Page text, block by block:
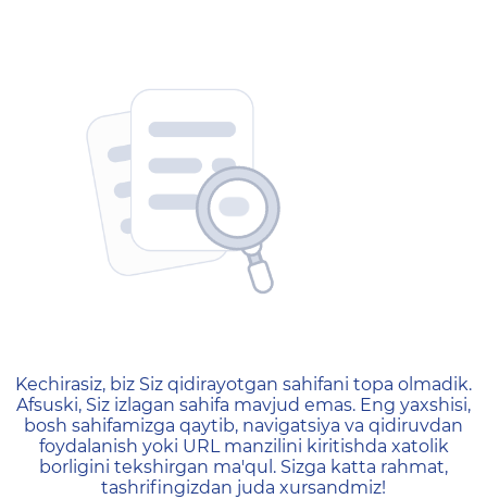
404 — Страница не
Kechirasiz, biz Siz qidirayotgan sahifani topa olmadik.
Afsuski, Siz izlagan sahifa mavjud emas. Eng yaxshisi,
bosh sahifamizga qaytib, navigatsiya va qidiruvdan
foydalanish yoki URL manzilini kiritishda xatolik
borligini tekshirgan ma'qul. Sizga katta rahmat,
tashrifingizdan juda xursandmiz!